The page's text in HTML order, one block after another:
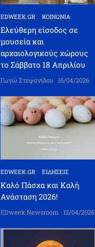
EDWEEK.GR ΚΟΙΝΩΝΙΑ
Ελεύθερη είσοδος σε
μουσεία και
αρχαιολογικούς χώρους
το Σάββατο 18 Απριλίου
Γωγώ Στεφανίδου 16/04/2026
EDWEEK.GR ΕΙΔΗΣΕΙΣ
Καλό Πάσχα και Καλή
Ανάσταση 2026!
EDweek Newsroom 12/04/2026